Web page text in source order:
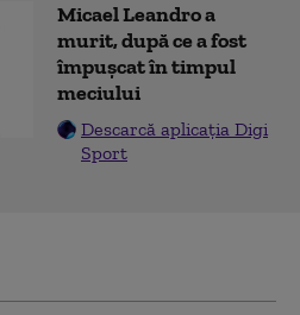
Micael Leandro a
murit, după ce a fost
împușcat în timpul
meciului
Descarcă aplicația Digi
Sport